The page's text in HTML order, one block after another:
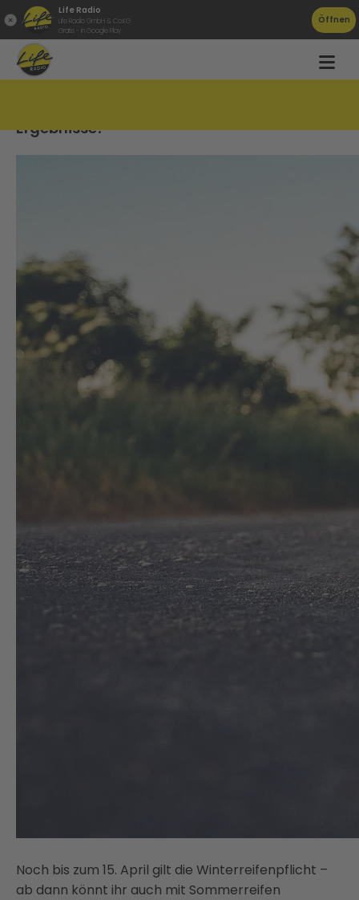
Life Radio
Life Radio GmbH & Co.KG
Gratis - in Google Play
Öffnen
Ergebnisse!
Noch bis zum 15. April gilt die Winterreifenpflicht –
ab dann könnt ihr auch mit Sommerreifen